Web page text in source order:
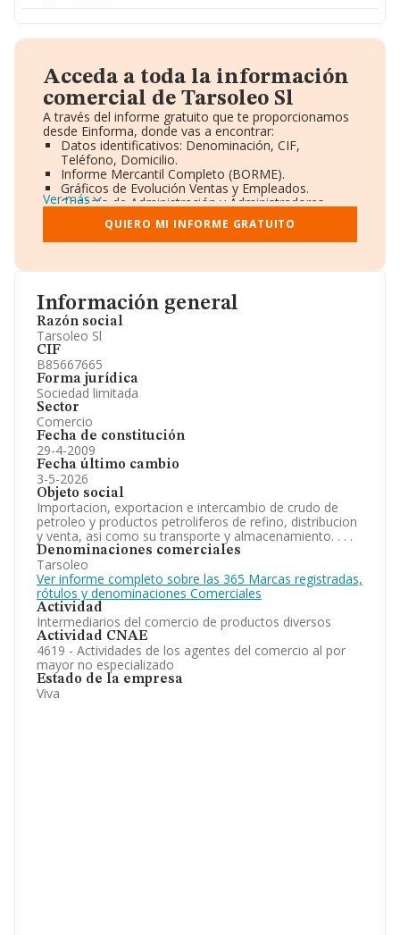
Información general
Razón social
Tarsoleo Sl
CIF
B85667665
Forma jurídica
Sociedad limitada
Sector
Comercio
Fecha de constitución
29-4-2009
Fecha último cambio
3-5-2026
Objeto social
Importacion, exportacion e intercambio de crudo de
petroleo y productos petroliferos de refino, distribucion
y venta, asi como su transporte y almacenamiento. . . .
Denominaciones comerciales
Tarsoleo
Ver informe completo sobre las 365 Marcas registradas,
rótulos y denominaciones Comerciales
Actividad
Intermediarios del comercio de productos diversos
Actividad CNAE
4619 - Actividades de los agentes del comercio al por
mayor no especializado
Estado de la empresa
Viva
Acceda a toda la información
comercial de Tarsoleo Sl
A través del informe gratuito que te proporcionamos
desde Einforma, donde vas a encontrar:
Datos identificativos: Denominación, CIF,
Teléfono, Domicilio.
Informe Mercantil Completo (BORME).
Gráficos de Evolución Ventas y Empleados.
Consejo de Administración y Administradores.
Directivos y Ejecutivos.
Accionistas.
Participaciones y Vinculaciones en otras empresas.
Información oficial y registral complementaria.
Ver más
QUIERO MI INFORME GRATUITO